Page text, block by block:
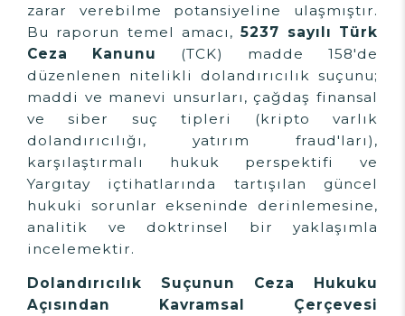
zarar verebilme potansiyeline ulaşmıştır.
Bu raporun temel amacı,5237 sayılı Türk
Ceza Kanunu
(TCK) madde 158'de
düzenlenen nitelikli dolandırıcılık suçunu;
maddi ve manevi unsurları, çağdaş finansal
ve siber suç tipleri (kripto varlık
dolandırıcılığı, yatırım fraud'ları),
karşılaştırmalı hukuk perspektifi ve
Yargıtay içtihatlarında tartışılan güncel
hukuki sorunlar ekseninde derinlemesine,
analitik ve doktrinsel bir yaklaşımla
incelemektir.
Dolandırıcılık Suçunun Ceza Hukuku
Açısından Kavramsal Çerçevesi